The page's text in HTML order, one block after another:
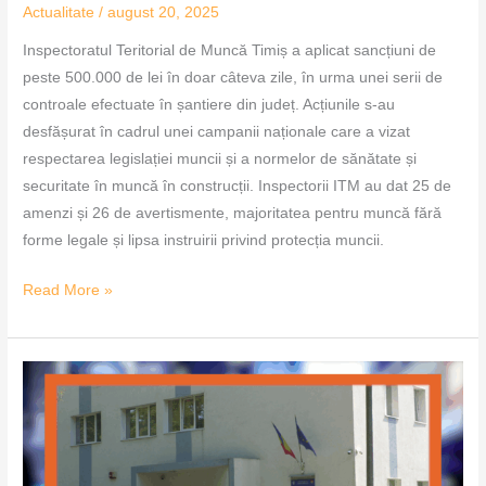
Actualitate /august 20, 2025
Inspectoratul Teritorial de Muncă Timiș a aplicat sancțiuni de
peste 500.000 de lei în doar câteva zile, în urma unei serii de
controale efectuate în șantiere din județ. Acțiunile s-au
desfășurat în cadrul unei campanii naționale care a vizat
respectarea legislației muncii și a normelor de sănătate și
securitate în muncă în construcții. Inspectorii ITM au dat 25 de
amenzi și 26 de avertismente, majoritatea pentru muncă fără
forme legale și lipsa instruirii privind protecția muncii.
Read More »
Controale
construcții,
amenzi
de